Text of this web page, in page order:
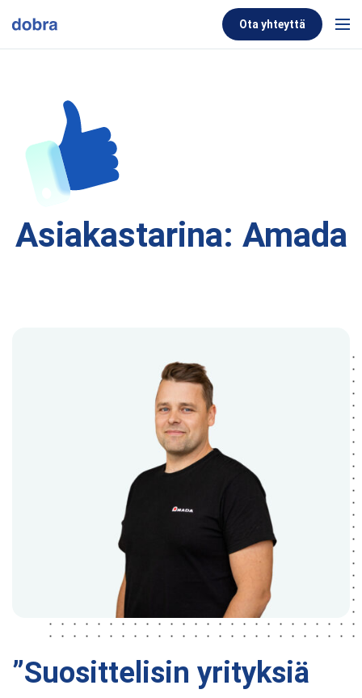
Ota yhteyttä
Asiakastarina: Amada
”Suosittelisin yrityksiä